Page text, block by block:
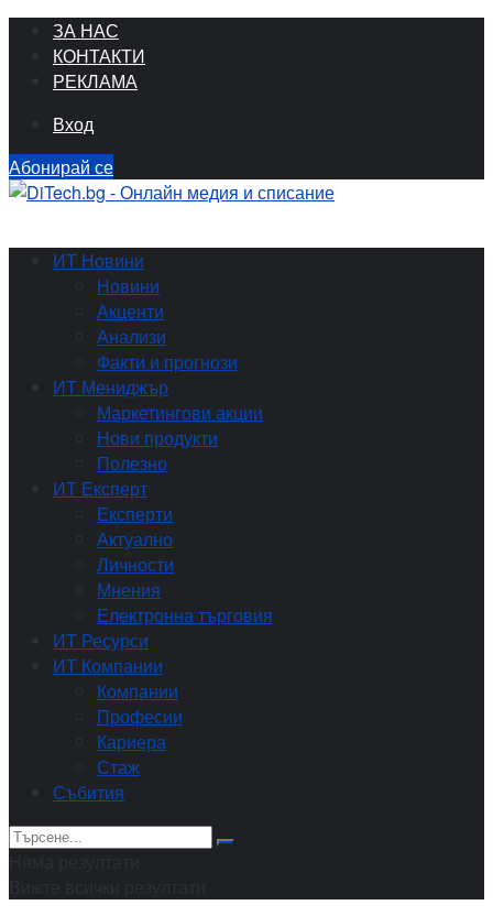
ЗА НАС
КОНТАКТИ
РЕКЛАМА
Вход
Абонирай се
ИТ Новини
Новини
Акценти
Анализи
Факти и прогнози
ИТ Мениджър
Маркетингови акции
Нови продукти
Полезно
ИТ Експерт
Експерти
Актуално
Личности
Мнения
Електронна търговия
ИТ Ресурси
ИТ Компании
Компании
Професии
Кариера
Стаж
Събития